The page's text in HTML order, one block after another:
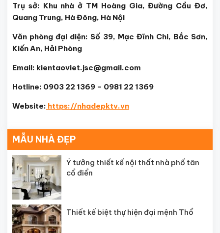
Trụ sở: Khu nhà ở TM Hoàng Gia, Đường Cầu Đơ,
Quang Trung, Hà Đông, Hà Nội
Văn phòng đại diện: Số 39, Mạc Đĩnh Chi, Bắc Sơn,
Kiến An, Hải Phòng
Email: kientaoviet.jsc@gmail.com
Hotline: 0903 22 1369 – 0981 22 1369
Website: https://nhadepktv.vn
MẪU NHÀ ĐẸP
Ý tưởng thiết kế nội thất nhà phố tân
cổ điển
Thiết kế biệt thự hiện đại mệnh Thổ